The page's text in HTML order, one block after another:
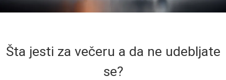
Šta jesti za večeru a da ne udebljate
se?